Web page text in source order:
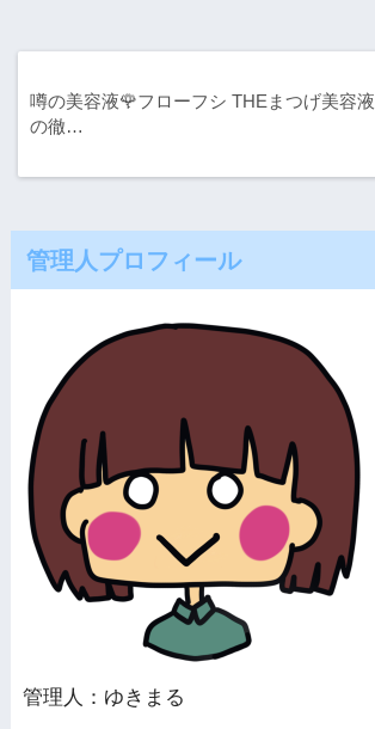
噂の美容液🌹フローフシ THEまつげ美容液
の徹…
管理人プロフィール
管理人：ゆきまる